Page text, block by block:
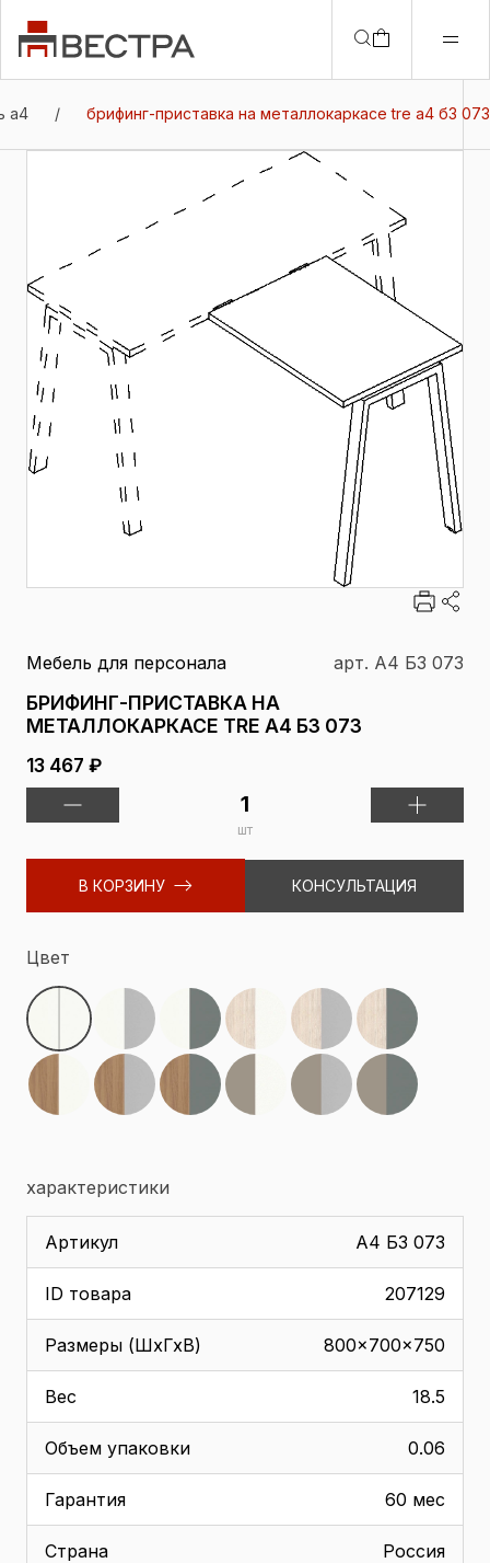
a4 / брифинг-приставка на металлокаркасе tre а4 б3 073
Мебель для персонала арт. А4 Б3 073
БРИФИНГ-ПРИСТАВКА НА
МЕТАЛЛОКАРКАСЕ TRE А4 Б3 073
13 467 ₽
шт
В КОРЗИНУ КОНСУЛЬТАЦИЯ
Цвет
характеристики
Артикул А4 Б3 073
ID товара 207129
Размеры (ШхГхВ) 800x700x750
Вес 18.5
Объем упаковки 0.06
Гарантия 60 мес
Страна Россия